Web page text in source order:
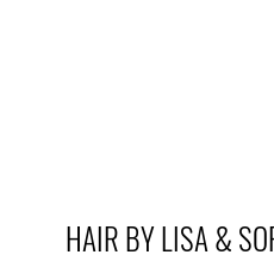
HAIR BY LISA &